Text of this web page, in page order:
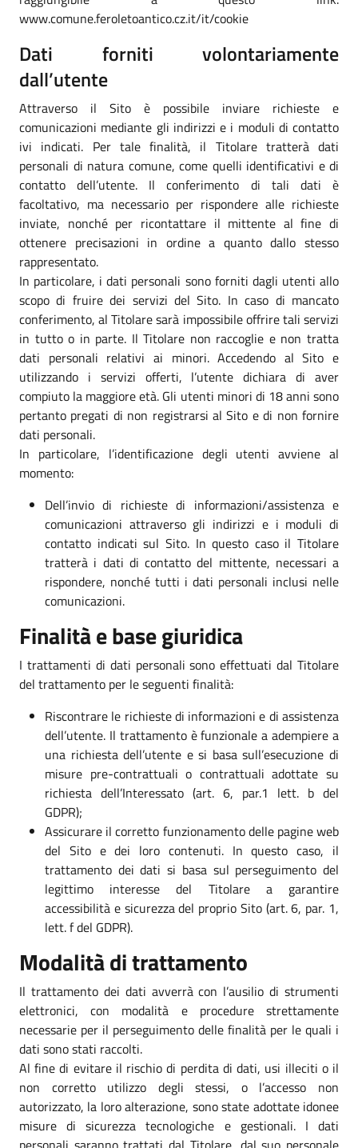
www.comune.feroletoantico.cz.it/it/cookie
Dati forniti volontariamente
dall’utente
Attraverso il Sito è possibile inviare richieste e
comunicazioni mediante gli indirizzi e i moduli di contatto
ivi indicati. Per tale finalità, il Titolare tratterà dati
personali di natura comune, come quelli identificativi e di
contatto dell’utente. Il conferimento di tali dati è
facoltativo, ma necessario per rispondere alle richieste
inviate, nonché per ricontattare il mittente al fine di
ottenere precisazioni in ordine a quanto dallo stesso
rappresentato.
In particolare, i dati personali sono forniti dagli utenti allo
scopo di fruire dei servizi del Sito. In caso di mancato
conferimento, al Titolare sarà impossibile offrire tali servizi
in tutto o in parte. Il Titolare non raccoglie e non tratta
dati personali relativi ai minori. Accedendo al Sito e
utilizzando i servizi offerti, l’utente dichiara di aver
compiuto la maggiore età. Gli utenti minori di 18 anni sono
pertanto pregati di non registrarsi al Sito e di non fornire
dati personali.
In particolare, l’identificazione degli utenti avviene al
momento:
Dell’invio di richieste di informazioni/assistenza e
comunicazioni attraverso gli indirizzi e i moduli di
contatto indicati sul Sito. In questo caso il Titolare
tratterà i dati di contatto del mittente, necessari a
rispondere, nonché tutti i dati personali inclusi nelle
comunicazioni.
Finalità e base giuridica
I trattamenti di dati personali sono effettuati dal Titolare
del trattamento per le seguenti finalità:
Riscontrare le richieste di informazioni e di assistenza
dell’utente. Il trattamento è funzionale a adempiere a
una richiesta dell’utente e si basa sull’esecuzione di
misure pre-contrattuali o contrattuali adottate su
richiesta dell’Interessato (art. 6, par.1 lett. b del
GDPR);
Assicurare il corretto funzionamento delle pagine web
del Sito e dei loro contenuti. In questo caso, il
trattamento dei dati si basa sul perseguimento del
legittimo interesse del Titolare a garantire
accessibilità e sicurezza del proprio Sito (art. 6, par. 1,
lett. f del GDPR).
Modalità di trattamento
Il trattamento dei dati avverrà con l’ausilio di strumenti
elettronici, con modalità e procedure strettamente
necessarie per il perseguimento delle finalità per le quali i
dati sono stati raccolti.
Al fine di evitare il rischio di perdita di dati, usi illeciti o il
non corretto utilizzo degli stessi, o l’accesso non
autorizzato, la loro alterazione, sono state adottate idonee
misure di sicurezza tecnologiche e gestionali. I dati